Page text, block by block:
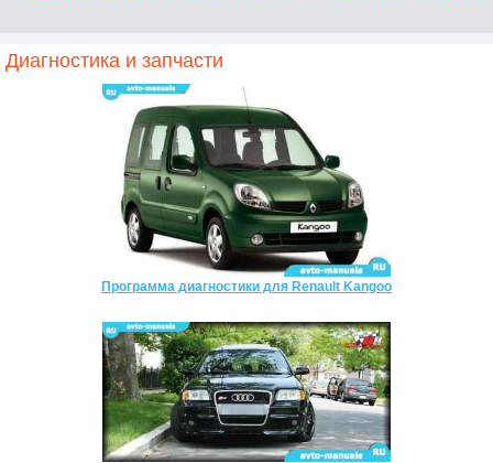
Диагностика и запчасти
Программа диагностики для Renault Kangoo